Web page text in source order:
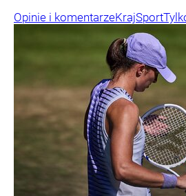
Opinie i komentarzeKrajSport